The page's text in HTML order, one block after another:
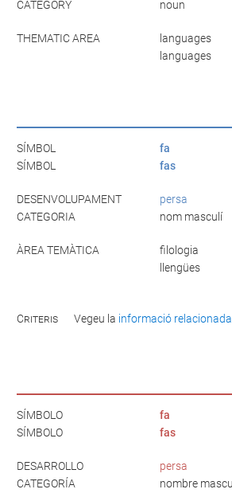
CATEGORY
noun
THEMATIC AREA
languages
languages
SÍMBOL
fa
SÍMBOL
fas
DESENVOLUPAMENT
persa
CATEGORIA
nom masculí
ÀREA TEMÀTICA
filologia
llengües
Criteris Vegeu la informació relacionada
SÍMBOLO
fa
SÍMBOLO
fas
DESARROLLO
persa
CATEGORÍA
nombre